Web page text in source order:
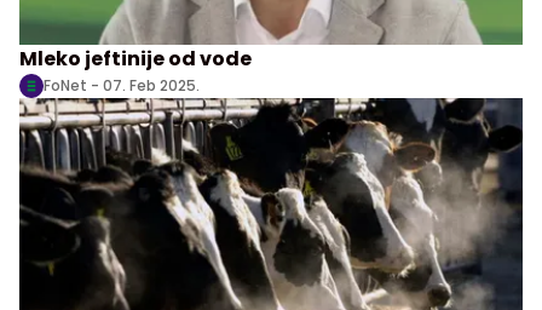
Mleko jeftinije od vode
FoNet - 07. Feb 2025.